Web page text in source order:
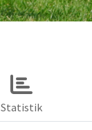
Statistik